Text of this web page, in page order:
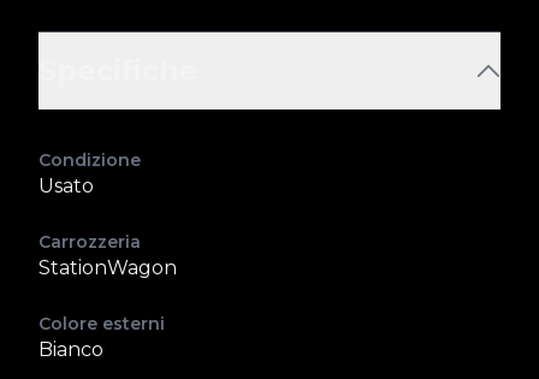
Condizione
Usato
Carrozzeria
StationWagon
Colore esterni
Bianco